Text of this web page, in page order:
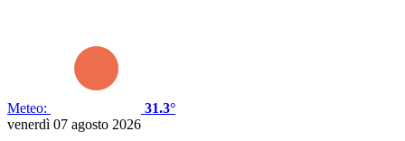
Meteo:
31.3°
venerdì 07 agosto 2026